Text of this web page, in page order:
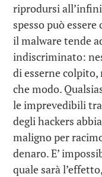
riprodursi
spesso può
il malware tende
indiscriminato:
di esserne
che modo.
le imprevedibili
degli hackers
maligno per
denaro. E’
quale sarà